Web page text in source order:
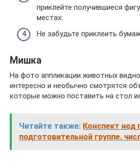
приклейте получившиеся
местах:
Не забудьте приклеить
Мишка
На фото аппликации животных
интересно и необычно смотрятся
которые можно поставить на стол
Читайте также: Конспект нод
подготовительной группе.